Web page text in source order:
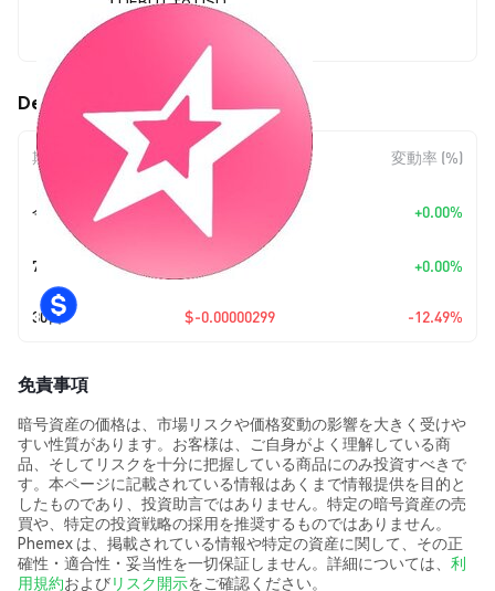
Debut (DEBUT) の価格変動
期間 金額変動 変動率 (%)
今日 + +0.00%
7日 $0.00 +0.00%
30日 $-0.00000299 -12.49%
免責事項
暗号資産の価格は、市場リスクや価格変動の影響を大きく受けや
すい性質があります。お客様は、ご自身がよく理解している商
品、そしてリスクを十分に把握している商品にのみ投資すべきで
す。本ページに記載されている情報はあくまで情報提供を目的と
したものであり、投資助言ではありません。特定の暗号資産の売
買や、特定の投資戦略の採用を推奨するものではありません。
Phemex は、掲載されている情報や特定の資産に関して、その正
確性・適合性・妥当性を一切保証しません。詳細については、 利
用規約およびリスク開示をご確認ください。